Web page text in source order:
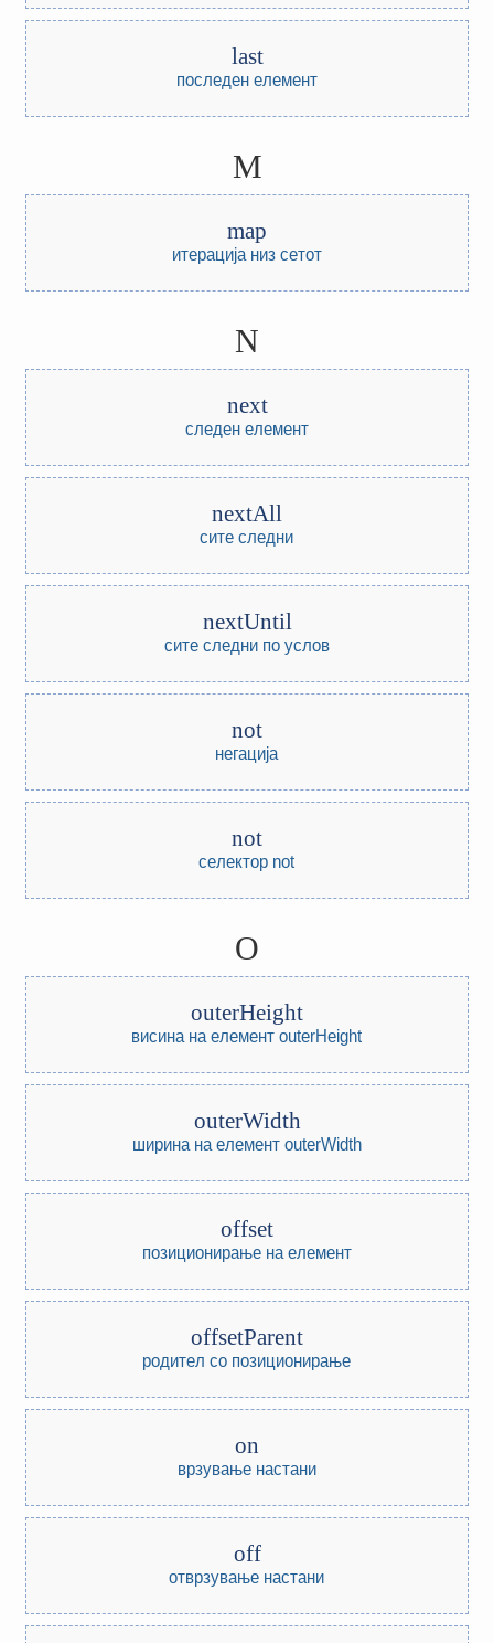
last
последен елемент
M
map
итерација низ сетот
N
next
следен елемент
nextAll
сите следни
nextUntil
сите следни по услов
not
негација
not
селектор not
O
outerHeight
висина на елемент outerHeight
outerWidth
ширина на елемент outerWidth
offset
позиционирање на елемент
offsetParent
родител со позиционирање
on
врзување настани
off
отврзување настани